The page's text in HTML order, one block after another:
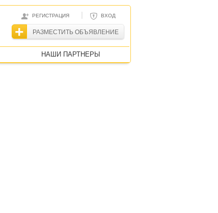
РЕГИСТРАЦИЯ | ВХОД
РАЗМЕСТИТЬ ОБЪЯВЛЕНИЕ
НАШИ ПАРТНЕРЫ